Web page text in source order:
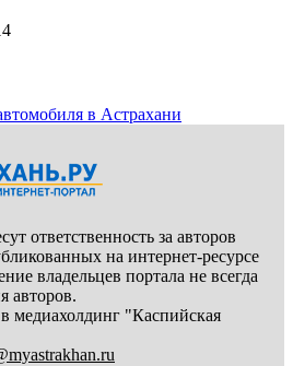
в Астрахани
ответственность за авторов
на интернет-ресурсе
владельцев портала не всегда
авторов.
медиахолдинг "Каспийская